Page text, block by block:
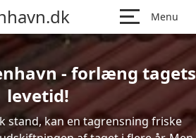
Menu
- forlæng tagets
levetid!
stand, kan en tagrensning friske